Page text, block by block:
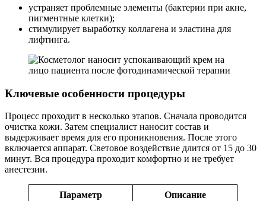
устраняет проблемные элементы (бактерии при акне,
пигментные клетки);
стимулирует выработку коллагена и эластина для
лифтинга.
Ключевые особенности процедуры
Процесс проходит в несколько этапов. Сначала проводится
очистка кожи. Затем специалист наносит состав и
выдерживает время для его проникновения. После этого
включается аппарат. Световое воздействие длится от 15 до 30
минут. Вся процедура проходит комфортно и не требует
анестезии.
Параметр Описание